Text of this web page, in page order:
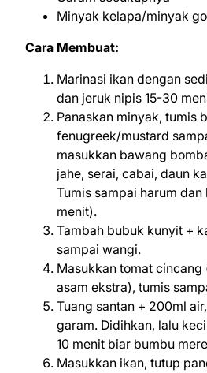
Minyak kelapa/minyak
Cara Membuat:
Marinasi ikan dengan
dan jeruk nipis 15-30
Panaskan minyak, tumis
fenugreek/mustard
masukkan bawang
jahe, serai, cabai, daun
Tumis sampai harum
menit).
Tambah bubuk kunyit +
sampai wangi.
Masukkan tomat cincang
asam ekstra), tumis
Tuang santan + 200ml
garam. Didihkan, lalu
10 menit biar bumbu
Masukkan ikan, tutup